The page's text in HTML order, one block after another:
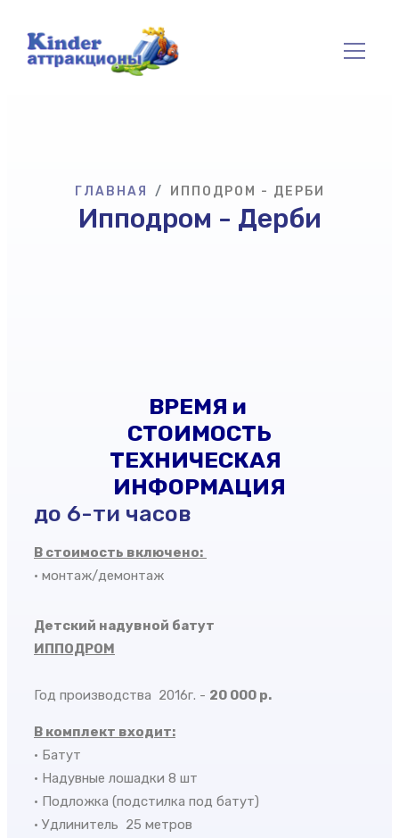
ГЛАВНАЯ ИППОДРОМ - ДЕРБИ
Ипподром - Дерби
ВРЕМЯ и
СТОИМОСТЬ
ТЕХНИЧЕСКАЯ
ИНФОРМАЦИЯ
до 6-ти часов
В стоимость включено:
• монтаж/демонтаж
Детский надувной батут
ИППОДРОМ
Год производства 2016г. - 20 000 р.
В комплект входит:
• Батут
• Надувные лошадки 8 шт
• Подложка (подстилка под батут)
• Удлинитель 25 метров